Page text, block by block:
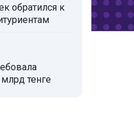
обратился к
тенге